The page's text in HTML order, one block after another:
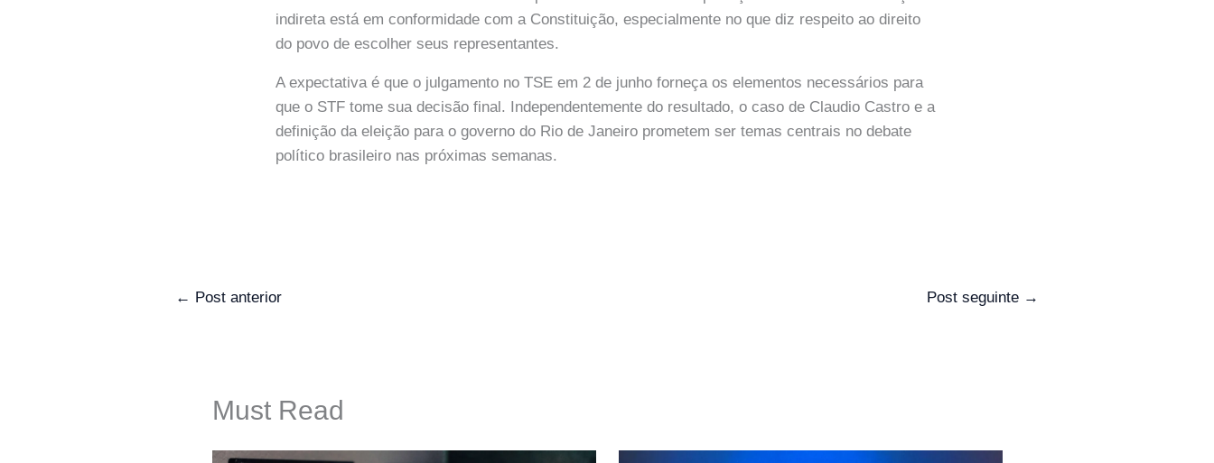
indireta está em conformidade com a Constituição, especialmente no que diz respeito ao direito
do povo de escolher seus representantes.
A expectativa é que o julgamento no TSE em 2 de junho forneça os elementos necessários para
que o STF tome sua decisão final. Independentemente do resultado, o caso de Claudio Castro e a
definição da eleição para o governo do Rio de Janeiro prometem ser temas centrais no debate
político brasileiro nas próximas semanas.
← Post anterior Post seguinte →
Must Read